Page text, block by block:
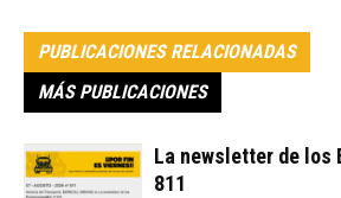
PUBLICACIONES RELACIONADAS
MÁS PUBLICACIONES
La newsletter de los
811